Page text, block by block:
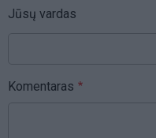
Jūsų vardas
Komentaras